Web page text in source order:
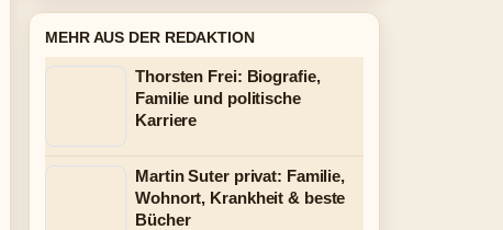
MEHR AUS DER REDAKTION
Thorsten Frei: Biografie,
Familie und politische
Karriere
Martin Suter privat: Familie,
Wohnort, Krankheit & beste
Bücher